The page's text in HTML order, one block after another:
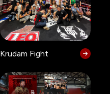
Krudam Fight